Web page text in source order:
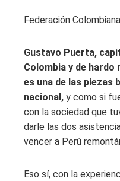
Federación
Gustavo Puerta,
Colombia y de
es una de las piezas
nacional, y como si
con la sociedad que
darle las dos
vencer a Perú
Eso sí, con la